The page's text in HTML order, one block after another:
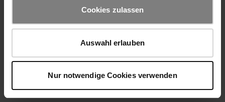
Cookies zulassen
Auswahl erlauben
Nur notwendige Cookies verwenden